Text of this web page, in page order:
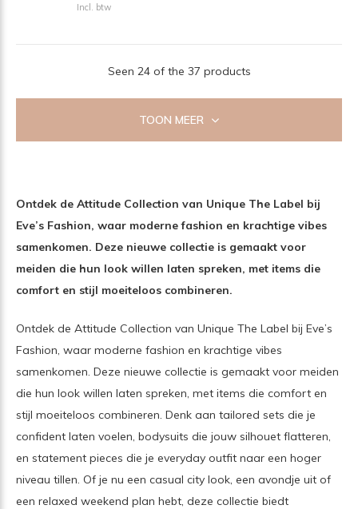
Incl. btw
Seen 24 of the 37 products
TOON MEER
Ontdek de Attitude Collection van Unique The Label bij
Eve’s Fashion, waar moderne fashion en krachtige vibes
samenkomen. Deze nieuwe collectie is gemaakt voor
meiden die hun look willen laten spreken, met items die
comfort en stijl moeiteloos combineren.
Ontdek de Attitude Collection van Unique The Label bij Eve’s
Fashion, waar moderne fashion en krachtige vibes
samenkomen. Deze nieuwe collectie is gemaakt voor meiden
die hun look willen laten spreken, met items die comfort en
stijl moeiteloos combineren. Denk aan tailored sets die je
confident laten voelen, bodysuits die jouw silhouet flatteren,
en statement pieces die je everyday outfit naar een hoger
niveau tillen. Of je nu een casual city look, een avondje uit of
een relaxed weekend plan hebt, deze collectie biedt